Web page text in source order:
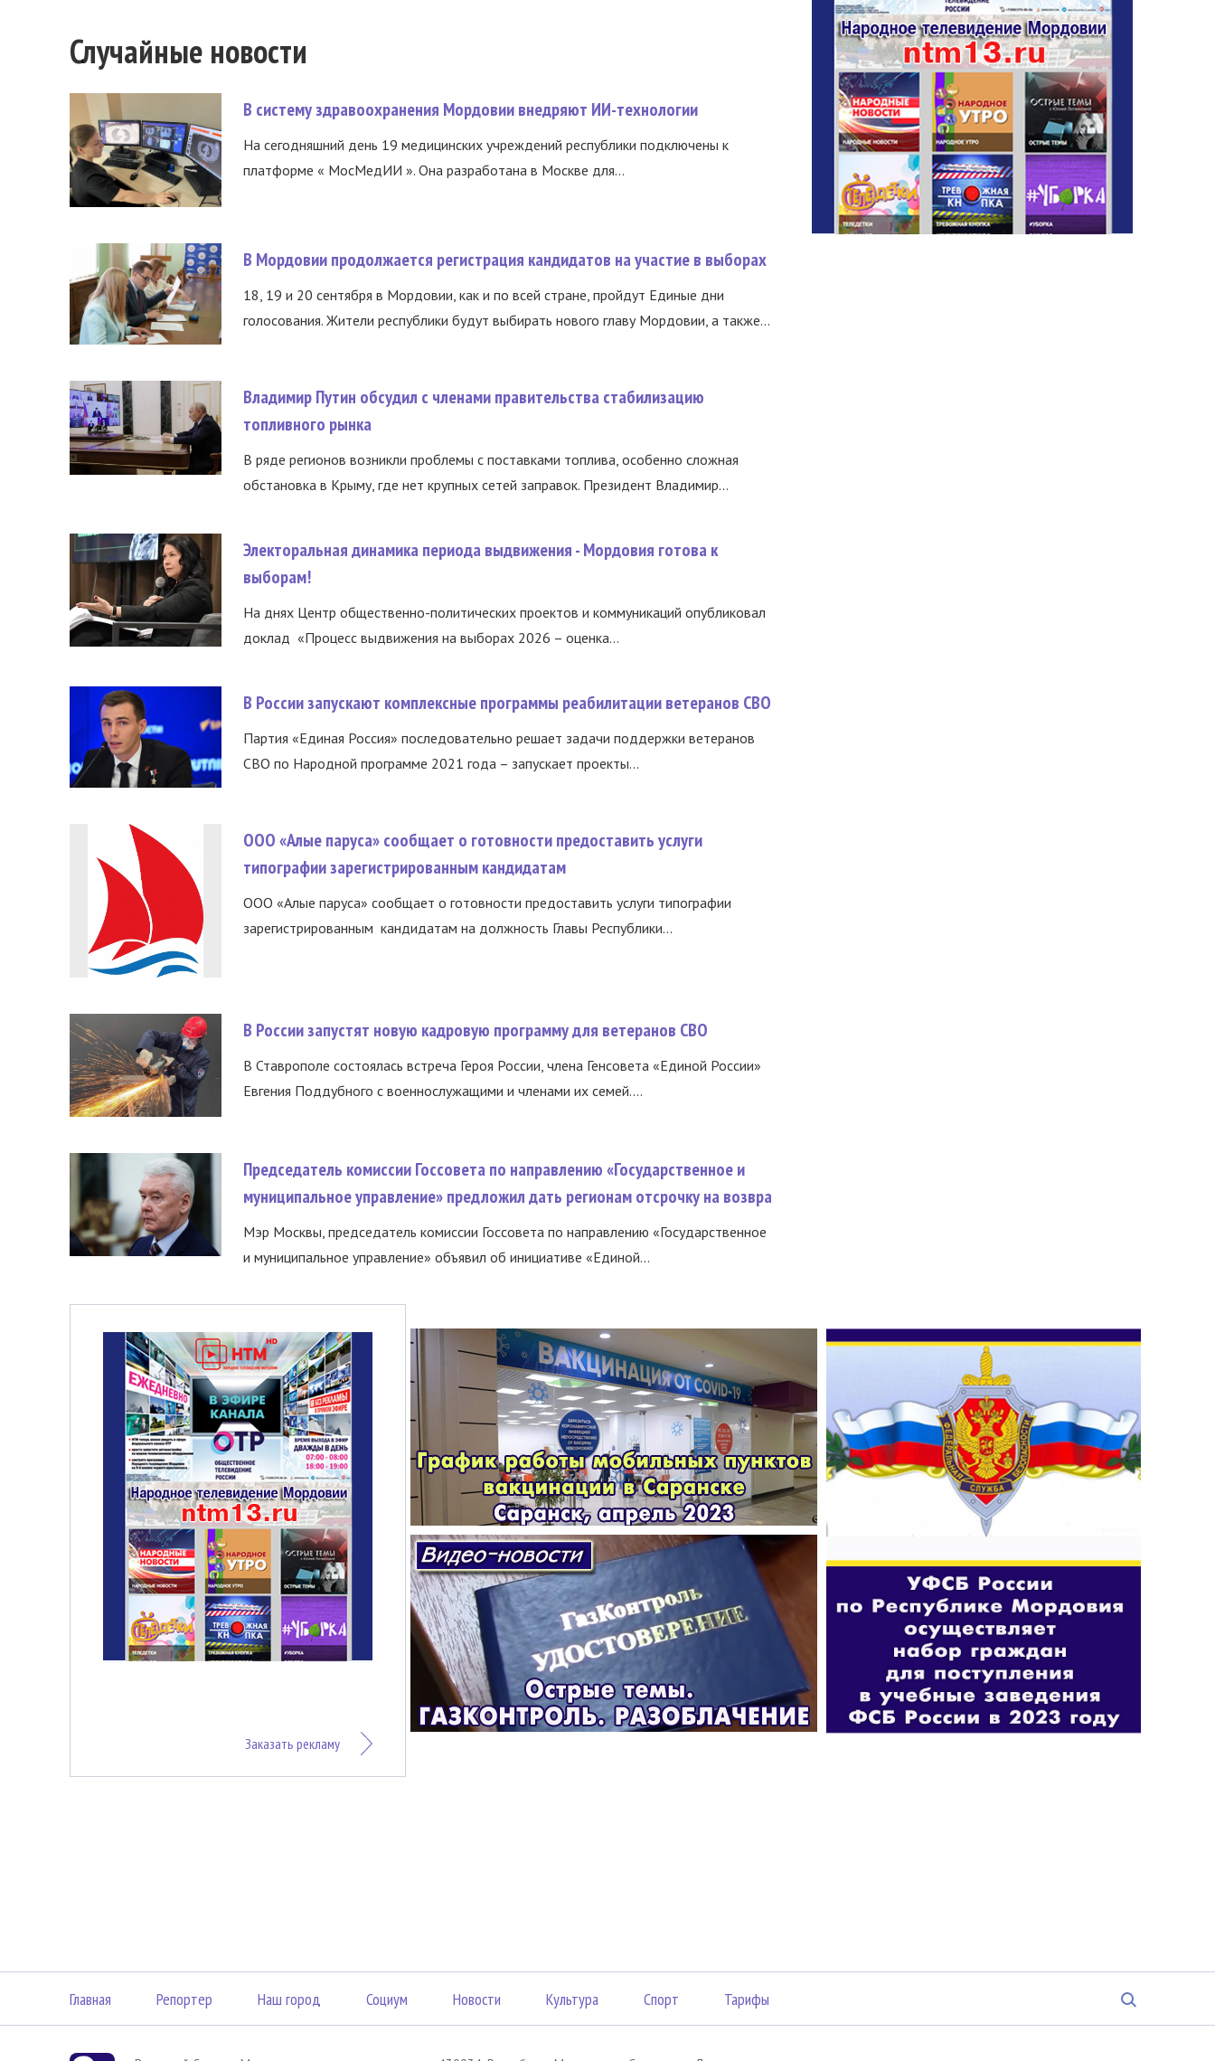
Случайные новости
В систему здравоохранения Мордовии внедряют ИИ-технологии
На сегодняшний день 19 медицинских учреждений республики подключены к
платформе « МосМедИИ ». Она разработана в Москве для...
В Мордовии продолжается регистрация кандидатов на участие в выборах
18, 19 и 20 сентября в Мордовии, как и по всей стране, пройдут Единые дни
голосования. Жители республики будут выбирать нового главу Мордовии, а также...
Владимир Путин обсудил с членами правительства стабилизацию
топливного рынка
В ряде регионов возникли проблемы с поставками топлива, особенно сложная
обстановка в Крыму, где нет крупных сетей заправок. Президент Владимир...
Электоральная динамика периода выдвижения - Мордовия готова к
выборам!
На днях Центр общественно-политических проектов и коммуникаций опубликовал
доклад «Процесс выдвижения на выборах 2026 – оценка...
В России запускают комплексные программы реабилитации ветеранов СВО
Партия «Единая Россия» последовательно решает задачи поддержки ветеранов
СВО по Народной программе 2021 года – запускает проекты...
ООО «Алые паруса» сообщает о готовности предоставить услуги
типографии зарегистрированным кандидатам
ООО «Алые паруса» сообщает о готовности предоставить услуги типографии
зарегистрированным кандидатам на должность Главы Республики...
В России запустят новую кадровую программу для ветеранов СВО
В Ставрополе состоялась встреча Героя России, члена Генсовета «Единой России»
Евгения Поддубного с военнослужащими и членами их семей....
Председатель комиссии Госсовета по направлению «Государственное и
муниципальное управление» предложил дать регионам отсрочку на возвра
Мэр Москвы, председатель комиссии Госсовета по направлению «Государственное
и муниципальное управление» объявил об инициативе «Единой...
Заказать рекламу
Главная Репортер Наш город Социум Новости Культура Спорт Тарифы